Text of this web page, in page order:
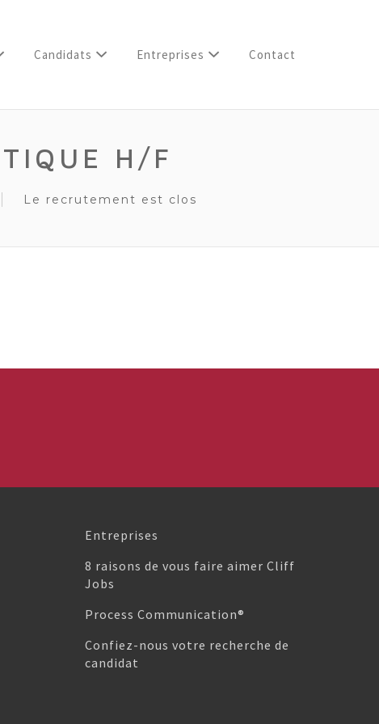
Candidats Entreprises Contact
H/F
Le recrutement est clos
Entreprises
8 raisons de vous faire aimer Cliff
Jobs
Process Communication®
Confiez-nous votre recherche de
candidat